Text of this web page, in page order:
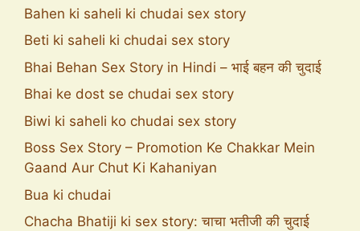
Bahen ki saheli ki chudai sex story
Beti ki saheli ki chudai sex story
Bhai Behan Sex Story in Hindi – भाई बहन की चुदाई
Bhai ke dost se chudai sex story
Biwi ki saheli ko chudai sex story
Boss Sex Story – Promotion Ke Chakkar Mein
Gaand Aur Chut Ki Kahaniyan
Bua ki chudai
Chacha Bhatiji ki sex story: चाचा भतीजी की चुदाई